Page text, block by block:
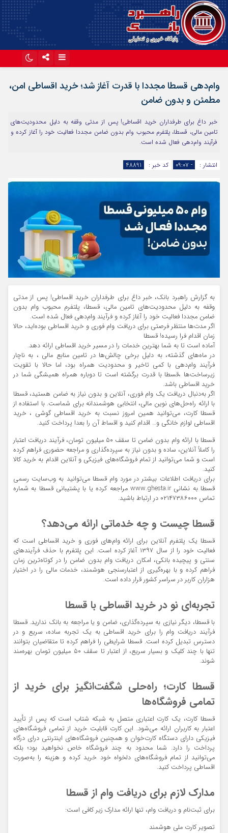
آپارات
وام‌دهی قسطا مجددا با قدرت آغاز شد؛ خرید اقساطی امن،
مطمئن و بدون ضامن
خبر داغ برای طرفداران خرید اقساطی! پس از مدتی وقفه به دلیل محدودیت‌های
تامین مالی، قسطا، پلتفرم محبوب وام بدون ضامن مجددا فعالیت خود را آغاز کرده و
فرآیند وام‌دهی فعال شده است.
انتشار : - ۰۹:۰۷ کد خبر : 48891
به گزارش راهبرد بانک، خبر داغ برای طرفداران خرید اقساطی! پس از مدتی
وقفه به دلیل محدودیت‌های تامین مالی، قسطا، پلتفرم محبوب وام بدون
ضامن مجددا فعالیت خود را آغاز کرده و فرآیند وام‌دهی فعال شده است.
اگر مدت‌ها منتظر فرصتی برای دریافت وام فوری و خرید اقساطی بوده‌اید،‌ حالا
زمان اقدام فرا رسیده! قسطا
آماده است تا به شما بهترین خدمات را در مسیر خرید اقساطی ارائه دهد.
در ماه‌های گذشته، به دلیل برخی چالش‌ها در تامین منابع مالی ، به ناچار
فرآیند وام‌دهی با کمی تاخیر و محدودیت همراه بود، اما حالا با تقویت
زیرساخت‌ها ،قسطا با قدرت برگشته است تا دوباره همراه همیشگی شما در
خرید اقساطی باشد.
اگر به‌دنبال دریافت یک وام فوری، آنلاین و بدون نیاز به ضامن هستید، قسطا
با ارائه راه‌حل‌های نوین مالی، انتخابی هوشمندانه برای شماست. با استفاده از
قسطا کارت، می‌توانید همین امروز نسبت به خرید اقساطی گوشی ، خرید
اقساطی لوازم خانگی و… اقدام کنید و اقساط آن را بعدا پرداخت کنید.
قسطا با ارائه وام بدون ضامن تا سقف ۵۰ میلیون تومان، فرآیند دریافت اعتبار
را کاملاً آنلاین، ساده و بدون نیاز به سپرده‌گذاری و مراجعه حضوری فراهم کرده
است و شما می‌توانید از تمام فروشگاه‌های فیزیکی و آنلاین اقدام به خرید کالا
کنید.
برای دریافت اطلاعات بیشتر در مورد وام قسطا می‌توانید به وب‌سایت رسمی
قسطا به نشانی www.ghesta.ir مراجعه کرده یا با پشتیبانی قسطا به شماره
تماس ۰۲۱۴۷۳۸۶۰۰۰ در ارتباط باشید.
قسطا چیست و چه خدماتی ارائه می‌دهد؟
قسطا یک پلتفرم آنلاین برای ارائه وام‌های فوری و خرید اقساطی است که
فعالیت خود را از سال ۱۳۹۷ آغاز کرده است. این پلتفرم با حذف فرآیندهای
سنتی و پیچیده بانکی، امکان دریافت وام بدون ضامن را در کوتاه‌ترین زمان
فراهم کرده و با بهره‌گیری از اعتبارسنجی هوشمند، خدمات مالی را در اختیار
هزاران کاربر در سراسر کشور قرار داده است.
تجربه‌ای نو در خرید اقساطی با قسطا
با قسطا، دیگر نیازی به سپرده‌گذاری، ضامن و یا مراجعه به بانک ندارید. قسطا
فرآیند دریافت وام را برای خرید اقساطی به یک تجربه ساده، سریع و در
دسترس تبدیل کرده است. قسطا شرایطی را فراهم کرده تا متقاضیان بتوانند
تنها با چند کلیک و بسیار سریع، از اعتبار تا سقف ۵۰ میلیون تومان بهره‌مند
شوند.
قسطا کارت؛ راه‌حلی شگفت‌انگیز برای خرید از
تمامی فروشگاه‌ها
قسطا کارت، یک کارت اعتباری متصل به شبکه شتاب است که پس از تأیید
اعتبار به کاربران ارائه می‌شود. این کارت قابلیت خرید از تمامی فروشگاه‌های
فیزیکی دارای دستگاه کارت‌خوان و همچنین فروشگاه‌های اینترنتی درای درگاه
پرداخت را دارد. شما محدود به چند فروشگاه خاص نخواهید بود؛ بلکه
می‌توانید از تمام فروشگاه‌های دلخواه خود خرید کرده و هزینه را به‌صورت
اقساطی پرداخت کنید.
مدارک لازم برای دریافت وام از قسطا
برای ثبت‌نام و دریافت وام، تنها ارائه مدارک زیر کافی است:
تصویر کارت ملی هوشمند